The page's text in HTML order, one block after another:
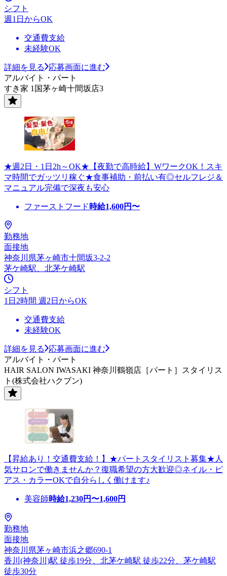
シフト
週1日からOK
交通費支給
未経験OK
詳細を見る
応募画面に進む
アルバイト・パート
すき家 1国茅ヶ崎十間坂店3
★週2日・1日2h～OK★【夜勤で高時給】WワークOK！スキ
マ時間でガッツリ稼ぐ★食事補助・前払い有◎セルフレジ＆
マニュアル完備で深夜も安心
ファーストフード 時給1,600円〜
勤務地
面接地
神奈川県茅ヶ崎市十間坂3-2-2
茅ケ崎駅、北茅ケ崎駅
シフト
1日2時間 週2日からOK
交通費支給
未経験OK
詳細を見る
応募画面に進む
アルバイト・パート
HAIR SALON IWASAKI 神奈川鶴嶺店［パート］スタイリス
ト(株式会社ハクブン)
【昇給あり！交通費支給！】★パートスタイリスト募集★人
気サロンで働きませんか？復職希望の方大歓迎◎ネイル・ピ
アス・カラーOKで自分らしく働けます♪
美容師時給1,230円〜1,600円
勤務地
面接地
神奈川県茅ヶ崎市浜之郷690-1
香川(神奈川)駅 徒歩19分、北茅ケ崎駅 徒歩22分、茅ケ崎駅
徒歩30分